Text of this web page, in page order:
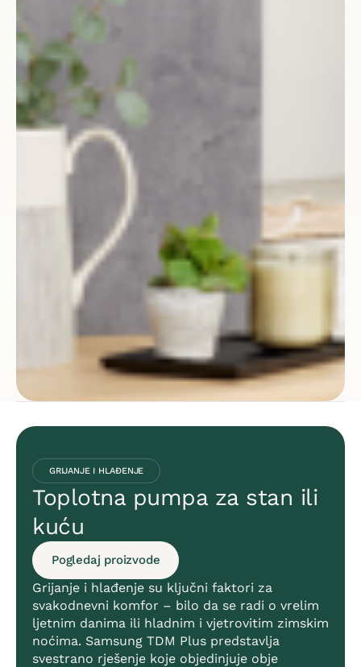
GRIJANJE I HLAĐENJE
Toplotna pumpa za stan ili
kuću
Pogledaj proizvode
Grijanje i hlađenje su ključni faktori za
svakodnevni komfor – bilo da se radi o vrelim
ljetnim danima ili hladnim i vjetrovitim zimskim
noćima. Samsung TDM Plus predstavlja
svestrano rješenje koje objedinjuje obje